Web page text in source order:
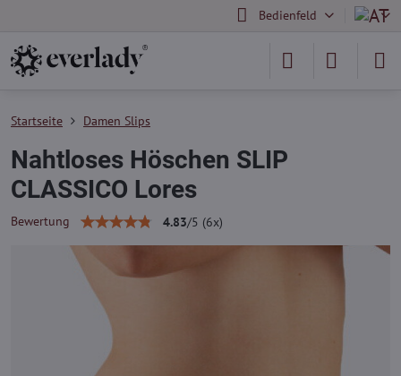
Bedienfeld
Startseite Damen Slips
Nahtloses Höschen SLIP
CLASSICO Lores
Bewertung 4.83/5 (6x)